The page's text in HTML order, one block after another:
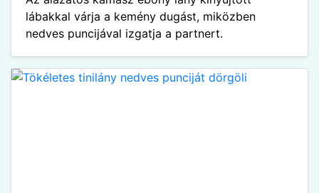
lábakkal várja a kemény dugást, miközben
nedves puncijával izgatja a partnert.